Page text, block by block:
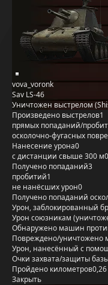
vova_voronk
Sav LS-46
Уничтожен выстрелом
Произведено выстрелов1
прямых попаданий/
осколочно-фугасных
Нанесение урона0
с дистанции свыше 300 м0
Получено попаданий3
пробитий1
не нанёсших урон0
Получено попаданий
Урон, заблокированный
Урон союзникам
Обнаружено машин
Повреждено/уничтожено
Урон, нанесённый с
Очки захвата/защиты
Пройдено километров0,26
Закрыть